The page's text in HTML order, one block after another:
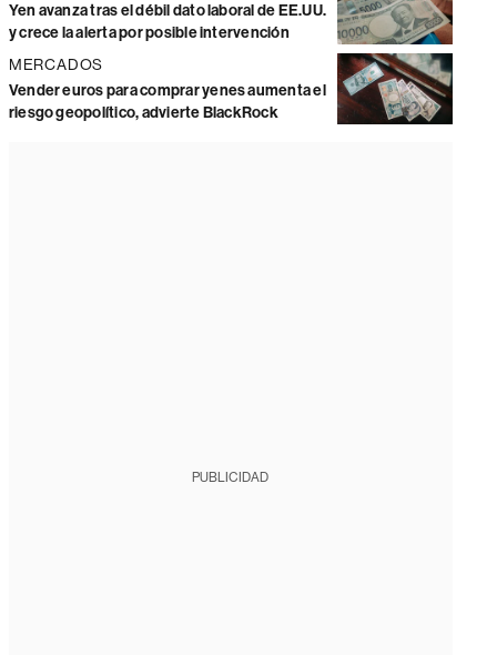
Yen avanza tras el débil dato laboral de EE.UU.
y crece la alerta por posible intervención
MERCADOS
Vender euros para comprar yenes aumenta el
riesgo geopolítico, advierte BlackRock
PUBLICIDAD